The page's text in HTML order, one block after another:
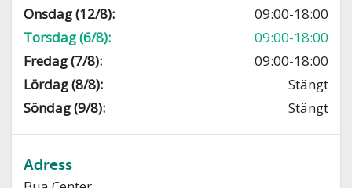
Onsdag (12/8):
09:00-18:00
Torsdag (6/8):
09:00-18:00
Fredag (7/8):
09:00-18:00
Lördag (8/8):
Stängt
Söndag (9/8):
Stängt
Adress